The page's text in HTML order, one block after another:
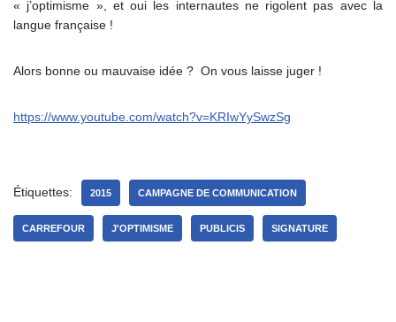
« j’optimisme », et oui les internautes ne rigolent pas avec la
langue française !
Alors bonne ou mauvaise idée ? On vous laisse juger !
https://www.youtube.com/watch?v=KRIwYySwzSg
Étiquettes: 2015 CAMPAGNE DE COMMUNICATION
CARREFOUR J'OPTIMISME PUBLICIS SIGNATURE